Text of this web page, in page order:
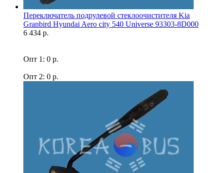
Переключатель подрулевой стеклоочистителя Kia
Granbird Hyundai Aero city 540 Universe 93303-8D000
6 434 р.
Опт 1: 0 р.
Опт 2: 0 р.